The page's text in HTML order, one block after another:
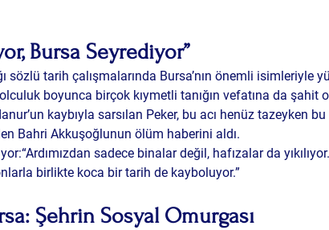
Bursa Seyrediyor”
sözlü tarih çalışmalarında Bursa’nın önemli isimleriyle
boyunca birçok kıymetli tanığın vefatına da şahit
’un kaybıyla sarsılan Peker, bu acı henüz tazeyken
Bahri Akkuşoğlunun ölüm haberini aldı.
sadece binalar değil, hafızalar da
birlikte koca bir tarih de kayboluyor.”
Şehrin Sosyal Omurgası